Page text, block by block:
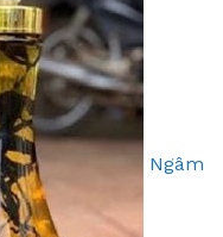
Ngâm